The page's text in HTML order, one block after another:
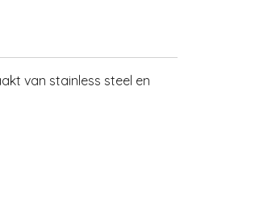
van stainless steel en